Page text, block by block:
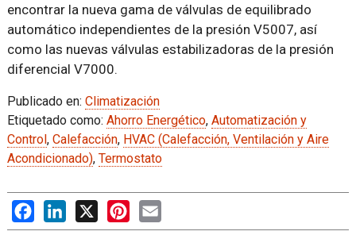
encontrar la nueva gama de válvulas de equilibrado
automático independientes de la presión V5007, así
como las nuevas válvulas estabilizadoras de la presión
diferencial V7000.
Publicado en: Climatización
Etiquetado como: Ahorro Energético, Automatización y
Control , Calefacción, HVAC (Calefacción, Ventilación y Aire
Acondicionado), Termostato
FacebookLinkedIn Pinterest